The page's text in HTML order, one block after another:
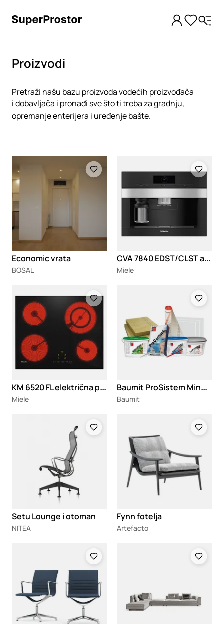
Proizvodi
Pretraži našu bazu proizvoda vodećih proizvođača
i dobavljača i pronađi sve što ti treba za gradnju,
opremanje enterijera i uređenje bašte.
Economic vrata
BOSAL
C
VA 7840 EDST/CLST aparat za kafu
Miele
K
M 6520 FL električna ploča za kuvanje
Miele
B
aumit ProSistem Mineral
Baumit
Setu Lounge i otoman
NITEA
Fynn fotelja
Artefacto